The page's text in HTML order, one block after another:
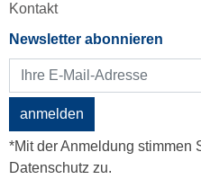
Kontakt
Newsletter abonnieren
anmelden
*Mit der Anmeldung stimmen
Datenschutz zu.